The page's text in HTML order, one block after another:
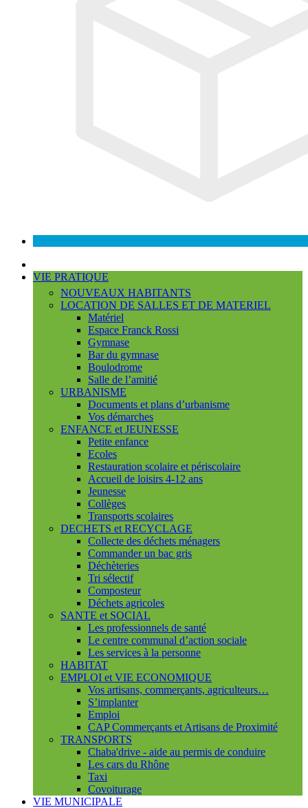
VIE PRATIQUE
NOUVEAUX HABITANTS
LOCATION DE SALLES ET DE MATERIEL
Matériel
Espace Franck Rossi
Gymnase
Bar du gymnase
Boulodrome
Salle de l’amitié
URBANISME
Documents et plans d’urbanisme
Vos démarches
ENFANCE et JEUNESSE
Petite enfance
Ecoles
Restauration scolaire et périscolaire
Accueil de loisirs 4-12 ans
Jeunesse
Collèges
Transports scolaires
DECHETS et RECYCLAGE
Collecte des déchets ménagers
Commander un bac gris
Déchèteries
Tri sélectif
Composteur
Déchets agricoles
SANTE et SOCIAL
Les professionnels de santé
Le centre communal d’action sociale
Les services à la personne
HABITAT
EMPLOI et VIE ECONOMIQUE
Vos artisans, commerçants, agriculteurs…
S’implanter
Emploi
CAP Commerçants et Artisans de Proximité
TRANSPORTS
Chaba'drive - aide au permis de conduire
Les cars du Rhône
Taxi
Covoiturage
VIE MUNICIPALE